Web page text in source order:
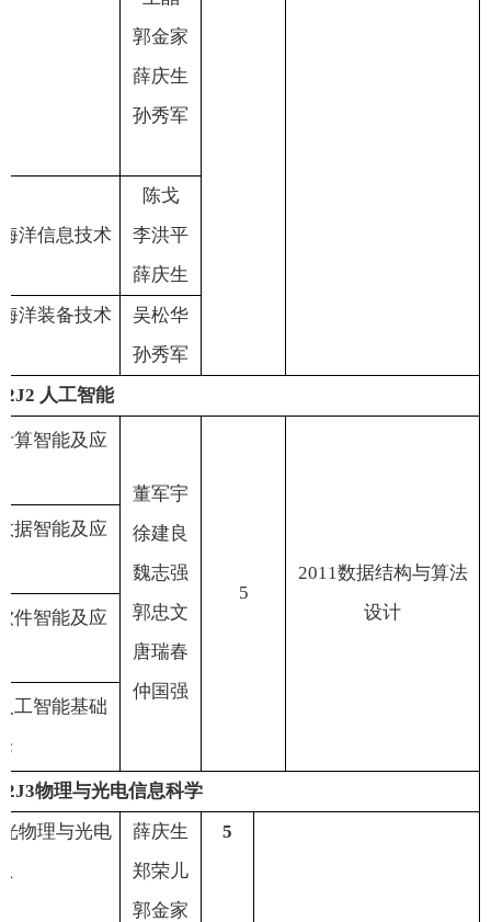
郭金家
薛庆生
孙秀军
海洋信息技术
陈戈
李洪平
薛庆生
海洋装备技术
吴松华
孙秀军
人工智能
算智能及应
董军宇
徐建良
魏志强
郭忠文
唐瑞春
仲国强
5
2011数据结构与算法
设计
据智能及应
件智能及应
工智能基础
物理与光电信息科学
光物理与光电
薛庆生
郑荣儿
郭金家
5